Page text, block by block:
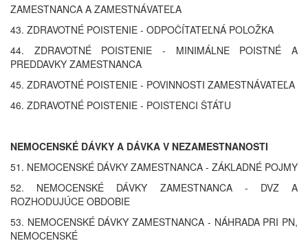
ZAMESTNANCA A ZAMESTNÁVATEĽA
43. ZDRAVOTNÉ POISTENIE - ODPOČÍTATEĽNÁ POLOŽKA
44. ZDRAVOTNÉ POISTENIE - MINIMÁLNE POISTNÉ A
PREDDAVKY ZAMESTNANCA
45. ZDRAVOTNÉ POISTENIE - POVINNOSTI ZAMESTNÁVATEĽA
46. ZDRAVOTNÉ POISTENIE - POISTENCI ŠTÁTU
NEMOCENSKÉ DÁVKY A DÁVKA V NEZAMESTNANOSTI
51. NEMOCENSKÉ DÁVKY ZAMESTNANCA - ZÁKLADNÉ POJMY
52. NEMOCENSKÉ DÁVKY ZAMESTNANCA - DVZ A
ROZHODUJÚCE OBDOBIE
53. NEMOCENSKÉ DÁVKY ZAMESTNANCA - NÁHRADA PRI PN,
NEMOCENSKÉ